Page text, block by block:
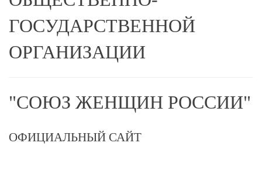
ГОСУДАРСТВЕННОЙ
ОРГАНИЗАЦИИ
"СОЮЗ ЖЕНЩИН РОССИИ"
ОФИЦИАЛЬНЫЙ САЙТ